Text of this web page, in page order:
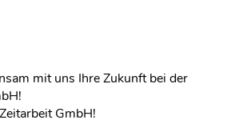
mit uns Ihre Zukunft bei der
GmbH!